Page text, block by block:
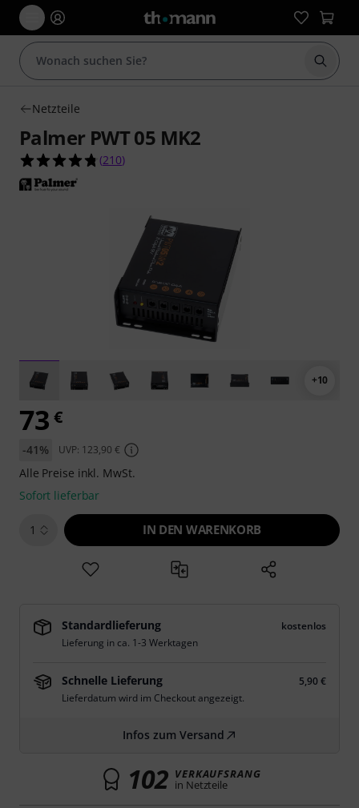
Suche
Netzteile
Palmer PWT 05 MK2
4.8 von 5 Sternen aus 210 Kundenbewertungen
(210)
+10
73 €
-41% UVP: 123,90 €
Alle Preise inkl. MwSt.
Sofort lieferbar
1 IN DEN WARENKORB
Standardlieferung
kostenlos
Lieferung in ca. 1-3 Werktagen
Schnelle Lieferung
5,90 €
Lieferdatum wird im Checkout angezeigt.
Infos zum Versand
102 VERKAUFSRANG
in Netzteile